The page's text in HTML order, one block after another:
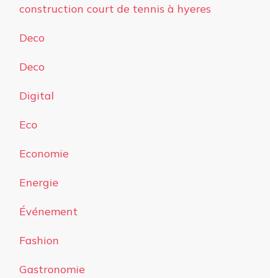
construction court de tennis à hyeres
Deco
Deco
Digital
Eco
Economie
Energie
Événement
Fashion
Gastronomie